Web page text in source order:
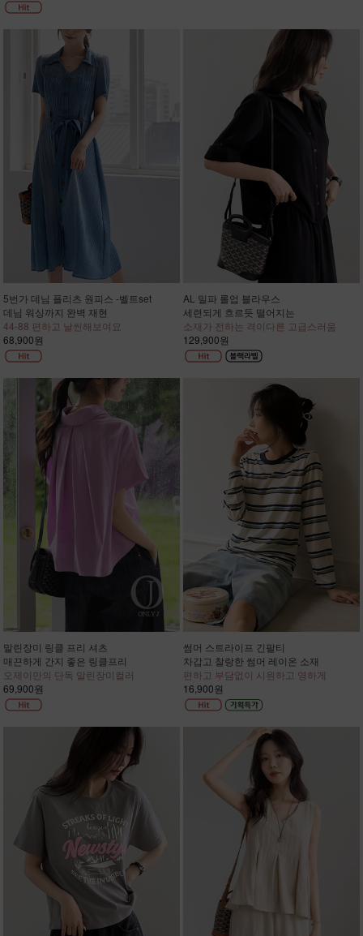
5번가 데님 플리츠 원피스 -벨트set
데님 워싱까지 완벽 재현
44-88 편하고 날씬해보여요
68,900원
AL 밀파 롤업 블라우스
세련되게 흐르듯 떨어지는
소재가 전하는 격이다른 고급스러움
129,900원
말린장미 링클 프리 셔츠
매끈하게 간지 좋은 링클프리
오제이만의 단독 말린장미컬러
69,900원
썸머 스트라이프 긴팔티
차갑고 찰랑한 썸머 레이온 소재
편하고 부담없이 시원하고 영하게
16,900원